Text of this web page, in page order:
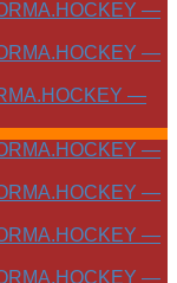
—
—
—
—
—
—
—